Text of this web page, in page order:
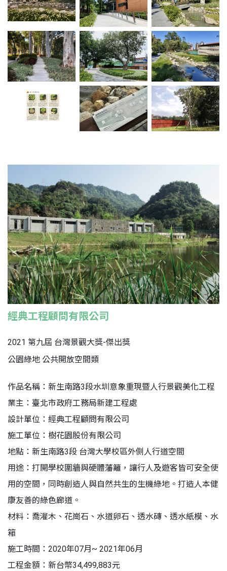
經典工程顧問有限公司
2021 第九屆 台灣景觀大獎-傑出獎
公園綠地 公共開放空間類
作品名稱：新生南路3段水圳意象重現暨人行景觀美化工程
業主：臺北市政府工務局新建工程處
設計單位：經典工程顧問有限公司
施工單位：樹花園股份有限公司
地點：新生南路3段 台灣大學校區外側人行道空間
用途：打開學校圍牆與硬體藩籬，讓行人及遊客皆可安全使
用的空間，同時創造人與自然共生的生機綠地。打造人本健
康友善的綠色廊道。
材料：喬灌木、花崗石、水道卵石、透水磚、透水紙模、水
箱
施工時間：2020年07月~ 2021年06月
工程金額：新台幣34,499,883元